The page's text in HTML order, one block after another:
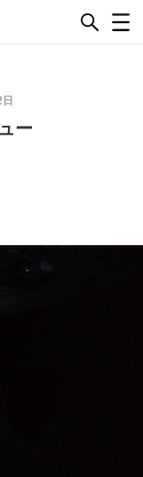
ー